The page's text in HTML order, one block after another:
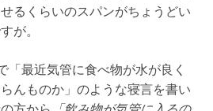
るくらいのスパンがちょうどい
が。
最近気管に食べ物が水が良く
んものか」のような寝言を書い